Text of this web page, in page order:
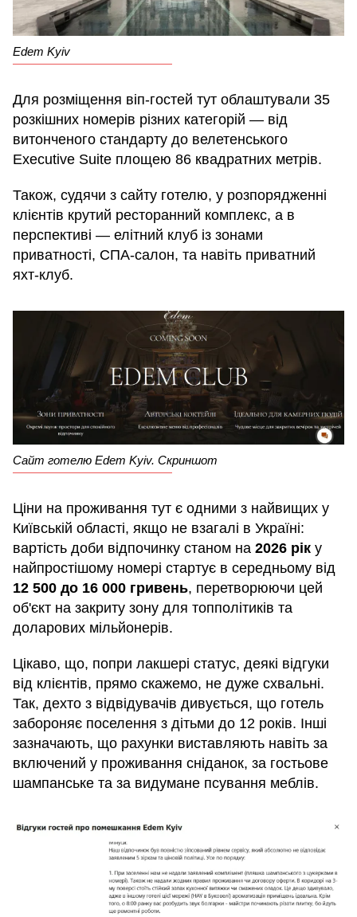
Edem Kyiv
Для розміщення віп-гостей тут облаштували 35
розкішних номерів різних категорій — від
витонченого стандарту до велетенського
Executive Suite площею 86 квадратних метрів.
Також, судячи з сайту готелю, у розпорядженні
клієнтів крутий ресторанний комплекс, а в
перспективі — елітний клуб із зонами
приватності, СПА-салон, та навіть приватний
яхт-клуб.
Сайт готелю Edem Kyiv. Скриншот
Ціни на проживання тут є одними з найвищих у
Київській області, якщо не взагалі в Україні:
вартість доби відпочинку станом на 2026 рік у
найпростішому номері стартує в середньому від
12 500 до 16 000 гривень, перетворюючи цей
об'єкт на закриту зону для топполітиків та
доларових мільйонерів.
Цікаво, що, попри лакшері статус, деякі відгуки
від клієнтів, прямо скажемо, не дуже схвальні.
Так, дехто з відвідувачів дивується, що готель
забороняє поселення з дітьми до 12 років. Інші
зазначають, що рахунки виставляють навіть за
включений у проживання сніданок, за гостьове
шампанське та за видумане псування меблів.